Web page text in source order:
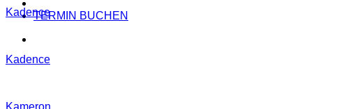
TERMIN BUCHEN
Kadence
Kadence
Kameron